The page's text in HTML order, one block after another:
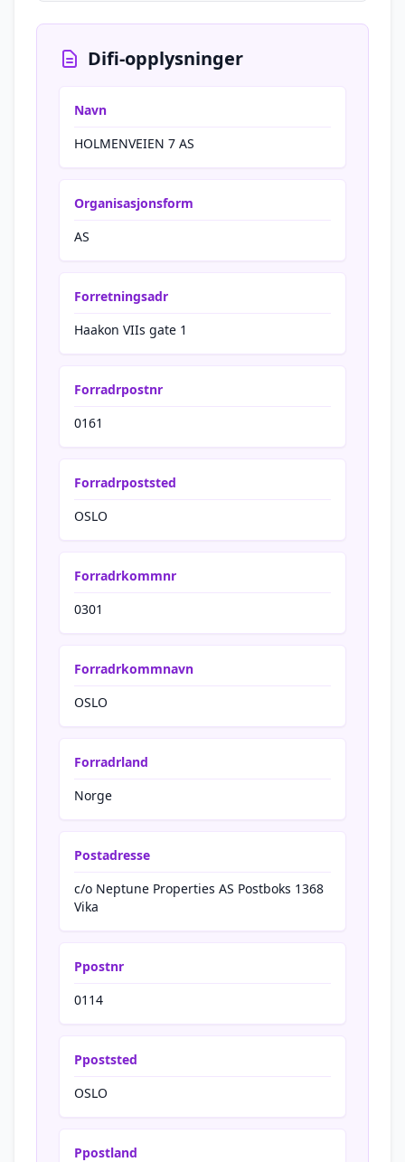
Difi-opplysninger
Navn
HOLMENVEIEN 7 AS
Organisasjonsform
AS
Forretningsadr
Haakon VIIs gate 1
Forradrpostnr
0161
Forradrpoststed
OSLO
Forradrkommnr
0301
Forradrkommnavn
OSLO
Forradrland
Norge
Postadresse
c/o Neptune Properties AS Postboks 1368
Vika
Ppostnr
0114
Ppoststed
OSLO
Ppostland